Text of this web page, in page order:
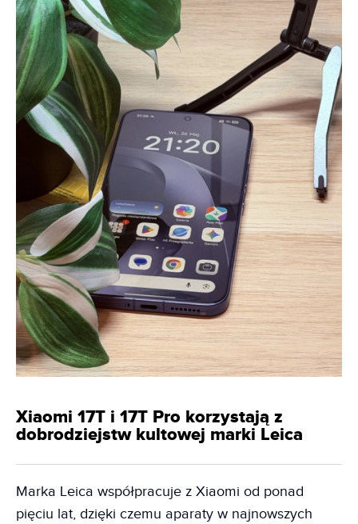
Xiaomi 17T i 17T Pro korzystają z
dobrodziejstw kultowej marki Leica
Marka Leica współpracuje z Xiaomi od ponad
pięciu lat, dzięki czemu aparaty w najnowszych